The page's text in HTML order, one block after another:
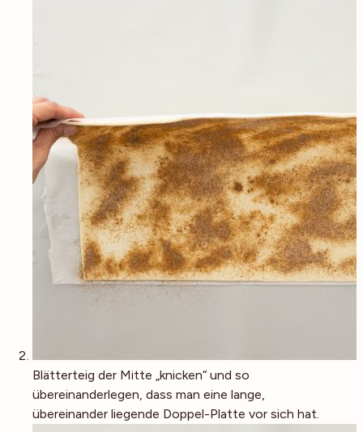
Blätterteig der Mitte „knicken“ und so
übereinanderlegen, dass man eine lange,
übereinander liegende Doppel-Platte vor sich hat.